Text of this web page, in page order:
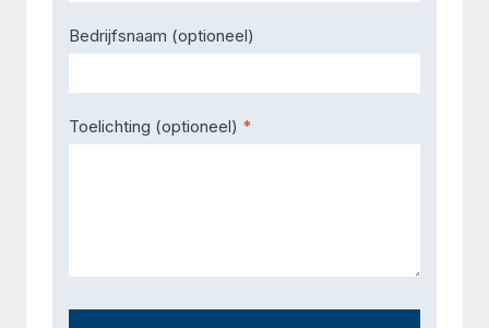
Bedrijfsnaam (optioneel)
Toelichting (optioneel) *